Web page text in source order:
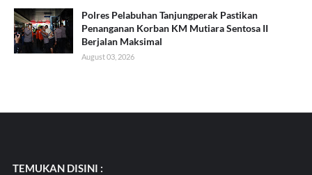
Polres Pelabuhan Tanjungperak Pastikan
Penanganan Korban KM Mutiara Sentosa II
Berjalan Maksimal
August 03, 2026
TEMUKAN DISINI :